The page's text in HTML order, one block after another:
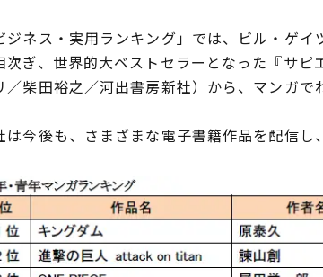
ネス・実用ランキング」では、ビル・ゲイ
次ぎ、世界的大ベストセラーとなった『サ
／柴田裕之／河出書房新社）から、マンガで
今後も、さまざまな電子書籍作品を配信し